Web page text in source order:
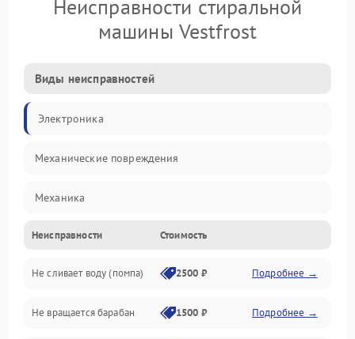
Неисправности стиральной
машины Vestfrost
Виды неисправностей
Электроника
Механические повреждения
Механика
Электропитание
Водоснабжение
Слив
Неисправности Стоимость
Не сливает воду (помпа) 2500 ₽ Подробнее →
Не вращается барабан 1500 ₽ Подробнее →